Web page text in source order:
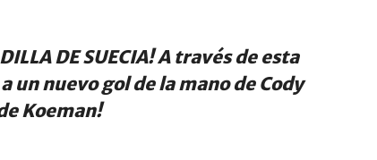
DE SUECIA! A través de esta
un nuevo gol de la mano de Cody
Koeman!